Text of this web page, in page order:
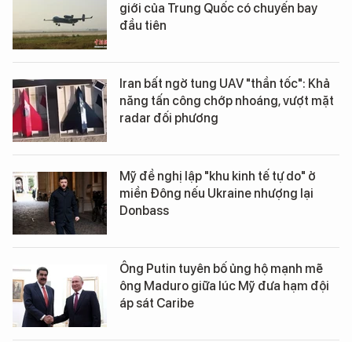
giới của Trung Quốc có chuyến bay
đầu tiên
Iran bất ngờ tung UAV "thần tốc": Khả
năng tấn công chớp nhoáng, vượt mặt
radar đối phương
Mỹ đề nghị lập "khu kinh tế tự do" ở
miền Đông nếu Ukraine nhượng lại
Donbass
Ông Putin tuyên bố ủng hộ mạnh mẽ
ông Maduro giữa lúc Mỹ đưa hạm đội
áp sát Caribe